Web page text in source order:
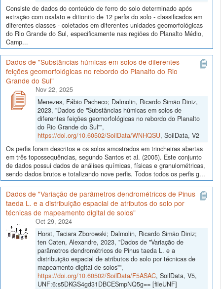
Consiste de dados do conteúdo de ferro do solo determinado após
extração com oxalato e ditionito de 12 perfis do solo - classificados em
diferentes classes - coletados em diferentes unidades geomorfológicas
do Rio Grande do Sul, especificamente nas regiões do Planalto Médio,
Camp...
Dados de "Substâncias húmicas em solos de diferentes
feições geomorfológicas no rebordo do Planalto do Rio
Grande do Sul"
Nov 22, 2025
Menezes, Fábio Pacheco; Dalmolin, Ricardo Simão Diniz,
2023, "Dados de "Substâncias húmicas em solos de
diferentes feições geomorfológicas no rebordo do Planalto
do Rio Grande do Sul"",
https://doi.org/10.60502/SoilData/WNHQSU, SoilData, V2
Os perfis foram descritos e os solos amostrados em trincheiras abertas
em três topossequências, segundo Santos et al. (2005). Este conjunto
de dados possui dados de análises químicas, físicas e granulométricas,
sendo dados brutos e totalizando nove perfis. Todos todos os perfis g...
Dados de "Variação de parâmetros dendrométricos de Pinus
taeda L. e a distribuição espacial de atributos do solo por
técnicas de mapeamento digital de solos"
Oct 29, 2024
Horst, Taciara Zborowski; Dalmolin, Ricardo Simão Diniz;
ten Caten, Alexandre, 2023, "Dados de "Variação de
parâmetros dendrométricos de Pinus taeda L. e a
distribuição espacial de atributos do solo por técnicas de
mapeamento digital de solos"",
https://doi.org/10.60502/SoilData/F5ASAC, SoilData, V5,
UNF:6:s5DKGS4gd31DBCESmpNQ5g== [fileUNF]